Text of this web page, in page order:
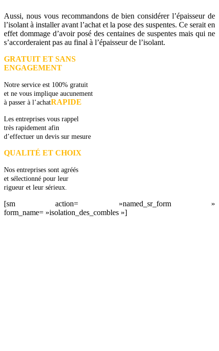
Aussi, nous vous recommandons de bien considérer l’épaisseur de
l’isolant à installer avant l’achat et la pose des suspentes. Ce serait en
effet dommage d’avoir posé des centaines de suspentes mais qui ne
s’accorderaient pas au final à l’épaisseur de l’isolant.
GRATUIT ET SANS
ENGAGEMENT
Notre service est 100% gratuit
et ne vous implique aucunement
à passer à l’achatRAPIDE
Les entreprises vous rappel
très rapidement afin
d’effectuer un devis sur mesure
QUALITÉ ET CHOIX
Nos entreprises sont agréés
et sélectionné pour leur
rigueur et leur sérieux.
[sm action= »named_sr_form »
form_name= »isolation_des_combles »]